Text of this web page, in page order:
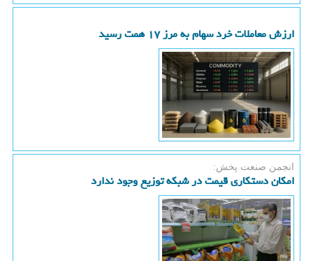
ارزش معاملات خرد سهام به مرز ۱۷ همت رسید
انجمن صنعت پخش:
امکان دستکاری قیمت در شبکه توزیع وجود ندارد